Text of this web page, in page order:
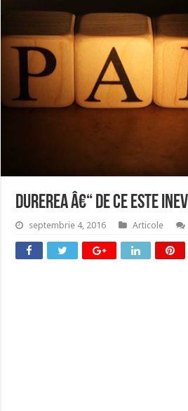
Durerea â€“ de ce este
septembrie 4, 2016 Articole